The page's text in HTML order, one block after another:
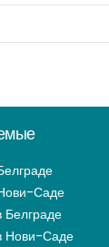
Саде
Белграде
Нови-Саде